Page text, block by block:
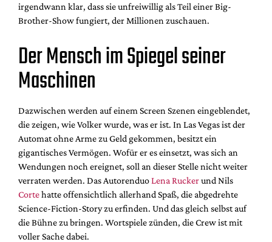
irgendwann klar, dass sie unfreiwillig als Teil einer Big-
Brother-Show fungiert, der Millionen zuschauen.
Der Mensch im Spiegel seiner
Maschinen
Dazwischen werden auf einem Screen Szenen eingeblendet,
die zeigen, wie Volker wurde, was er ist. In Las Vegas ist der
Automat ohne Arme zu Geld gekommen, besitzt ein
gigantisches Vermögen. Wofür er es einsetzt, was sich an
Wendungen noch ereignet, soll an dieser Stelle nicht weiter
verraten werden. Das AutorenduoLena Ruckerund Nils
Cortehatte offensichtlich allerhand Spaß, die abgedrehte
Science-Fiction-Story zu erfinden. Und das gleich selbst auf
die Bühne zu bringen. Wortspiele zünden, die Crew ist mit
voller Sache dabei.